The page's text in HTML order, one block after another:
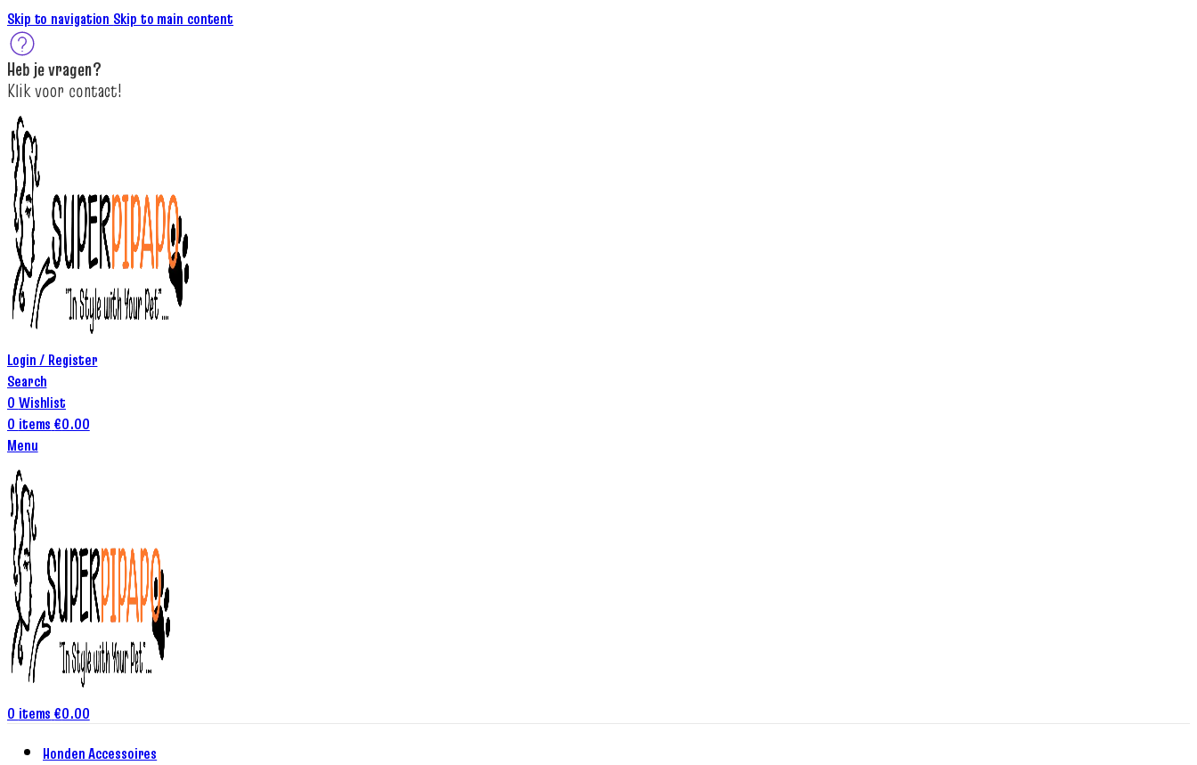
Skip to navigation Skip to main content
Heb jevragen?
Klikvoor contact!
Login / Register
Search
0 Wishlist
0 items €0.00
Menu
0 items €0.00
Honden Accessoires